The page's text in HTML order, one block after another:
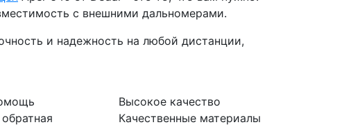
с внешними дальномерами.
и надежность на любой дистанции,
Высокое качество
Качественные материалы